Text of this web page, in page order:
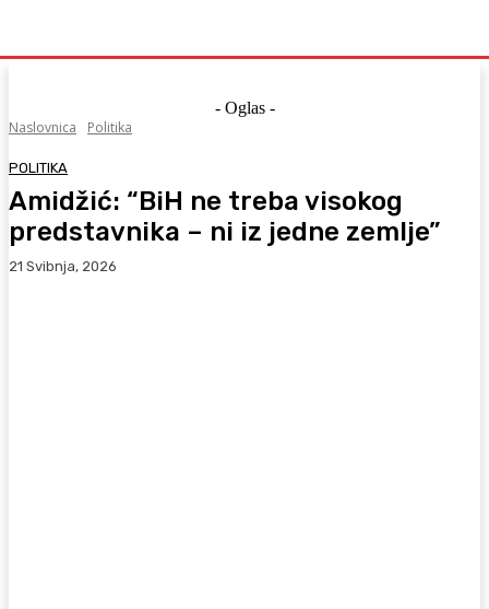
- Oglas -
Naslovnica
Politika
POLITIKA
Amidžić: “BiH ne treba visokog
predstavnika – ni iz jedne zemlje”
21 Svibnja, 2026